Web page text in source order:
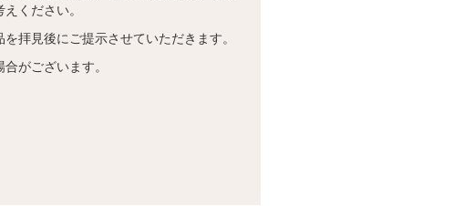
ください。
拝見後にご提示させていただきます。
がございます。